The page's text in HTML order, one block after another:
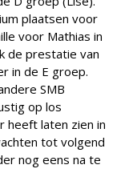
plaatsen voor
voor Mathias in
de prestatie van
in de E groep.
SMB
op los
heeft laten zien in
tot volgend
nog eens na te